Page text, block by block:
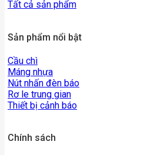
Tất cả sản phẩm
Sản phẩm nổi bật
Cầu chì
Máng nhựa
Nút nhấn đèn báo
Rơ le trung gian
Thiết bị cảnh báo
Chính sách